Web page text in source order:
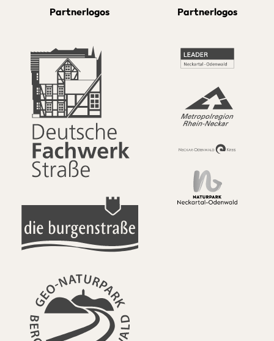
Partnerlogos Partnerlogos